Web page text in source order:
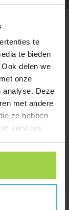
te
te bieden
delen we
onze
analyse. Deze
met andere
ze hebben
services.
met
heb ik altijd de